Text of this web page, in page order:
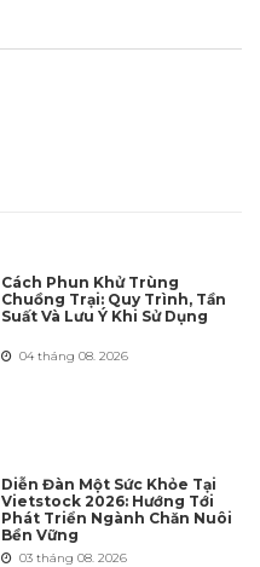
Cách Phun Khử Trùng
Chuồng Trại: Quy Trình, Tần
Suất Và Lưu Ý Khi Sử Dụng
04 tháng 08. 2026
Diễn Đàn Một Sức Khỏe Tại
Vietstock 2026: Hướng Tới
Phát Triển Ngành Chăn Nuôi
Bền Vững
03 tháng 08. 2026